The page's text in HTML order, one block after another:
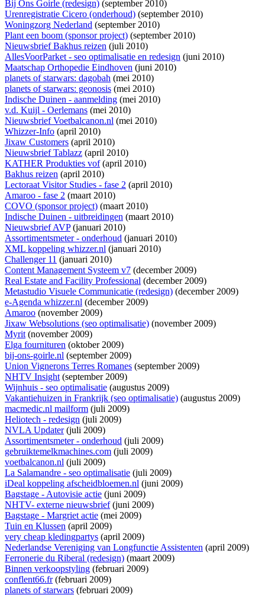
Bij Ons Goirle (redesign) (september 2010)
Urenregistratie Cicero (onderhoud) (september 2010)
Woningzorg Nederland (september 2010)
Plant een boom (sponsor project) (september 2010)
Nieuwsbrief Bakhus reizen (juli 2010)
AllesVoorParket - seo optimalisatie en redesign (juni 2010)
Maatschap Orthopedie Eindhoven (juni 2010)
planets of starwars: dagobah (mei 2010)
planets of starwars: geonosis (mei 2010)
Indische Duinen - aanmelding (mei 2010)
v.d. Kuijl - Oerlemans (mei 2010)
Nieuwsbrief Voetbalcanon.nl (mei 2010)
Whizzer-Info (april 2010)
Jixaw Customers (april 2010)
Nieuwsbrief Tablazz (april 2010)
KATHER Produkties vof(april 2010)
Bakhus reizen (april 2010)
Lectoraat Visitor Studies - fase 2 (april 2010)
Amaroo - fase 2 (maart 2010)
COVO (sponsor project) (maart 2010)
Indische Duinen - uitbreidingen (maart 2010)
Nieuwsbrief AVP(januari 2010)
Assortimentsmeter - onderhoud (januari 2010)
XML koppeling whizzer.nl (januari 2010)
Challenger 11 (januari 2010)
Content Management Systeem v7 (december 2009)
Real Estate and Facility Professional (december 2009)
Metastudio Visuele Communicatie (redesign) (december 2009)
e-Agenda whizzer.nl (december 2009)
Amaroo (november 2009)
Jixaw Websolutions (seo optimalisatie) (november 2009)
Myrit(november 2009)
Elga fournituren (oktober 2009)
bij-ons-goirle.nl (september 2009)
Union Vignerons Terres Romanes (september 2009)
NHTV Insight(september 2009)
Wijnhuis - seo optimalisatie (augustus 2009)
Vakantiehuizen in Frankrijk (seo optimalisatie) (augustus 2009)
macmedic.nl mailform (juli 2009)
Heliotech - redesign (juli 2009)
NVLA Updater(juli 2009)
Assortimentsmeter - onderhoud (juli 2009)
gebruiktemelkmachines.com (juli 2009)
voetbalcanon.nl (juli 2009)
La Salamandre - seo optimalisatie (juli 2009)
iDeal koppeling afscheidbloemen.nl (juni 2009)
Bagstage - Autovisie actie (juni 2009)
NHTV- externe nieuwsbrief(juni 2009)
Bagstage - Margriet actie (mei 2009)
Tuin en Klussen (april 2009)
very cheap kledingpartys (april 2009)
Nederlandse Vereniging van Longfunctie Assistenten (april 2009)
Ferronerie du Riberal (redesign) (maart 2009)
Binnen verkoopstyling (februari 2009)
conflent66.fr(februari 2009)
planets of starwars (februari 2009)